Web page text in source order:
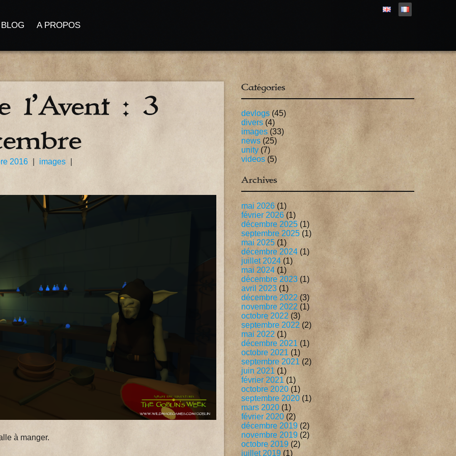
BLOG A PROPOS
l’Avent : 3
2016 images
à manger.
Catégories
devlogs (45)
divers (4)
images (33)
news (25)
unity (7)
videos (5)
Archives
mai 2026 (1)
février 2026 (1)
décembre 2025 (1)
septembre 2025 (1)
mai 2025 (1)
décembre 2024 (1)
juillet 2024 (1)
mai 2024 (1)
décembre 2023(1)
avril 2023 (1)
décembre 2022 (3)
novembre 2022 (1)
octobre 2022 (3)
septembre 2022 (2)
mai 2022 (1)
décembre 2021 (1)
octobre 2021 (1)
septembre 2021 (2)
juin 2021 (1)
février 2021 (1)
octobre 2020 (1)
septembre 2020 (1)
mars 2020 (1)
février 2020 (2)
décembre 2019 (2)
novembre 2019 (2)
octobre 2019 (2)
juillet 2019 (1)